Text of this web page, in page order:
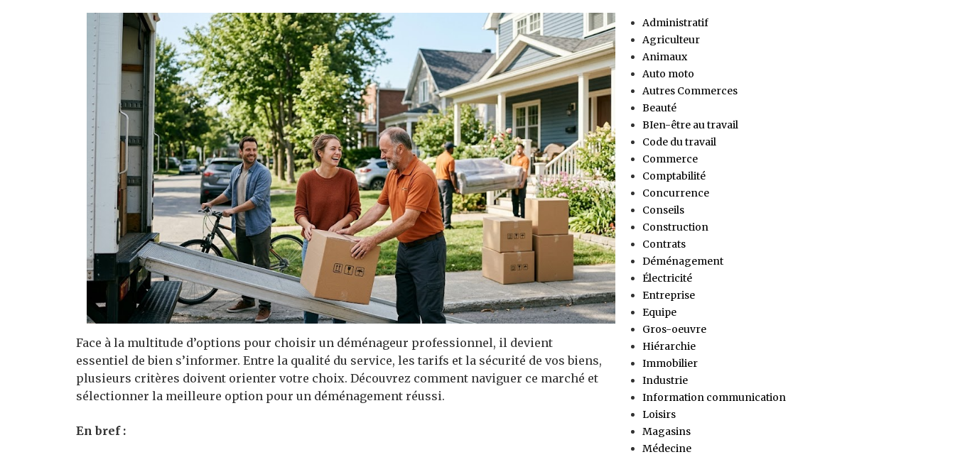
Face à la multitude d’options pour choisir un déménageur professionnel, il devient
essentiel de bien s’informer. Entre la qualité du service, les tarifs et la sécurité de vos biens,
plusieurs critères doivent orienter votre choix. Découvrez comment naviguer ce marché et
sélectionner la meilleure option pour un déménagement réussi.
En bref :
Administratif
Agriculteur
Animaux
Auto moto
Autres Commerces
Beauté
BIen-être au travail
Code du travail
Commerce
Comptabilité
Concurrence
Conseils
Construction
Contrats
Déménagement
Électricité
Entreprise
Equipe
Gros-oeuvre
Hiérarchie
Immobilier
Industrie
Information communication
Loisirs
Magasins
Médecine